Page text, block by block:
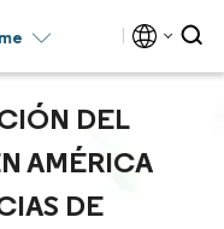
DEL
AMÉRICA
DE